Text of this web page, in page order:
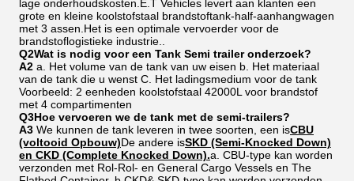
lage onderhoudskosten.E.T Vehicles levert aan klanten een
grote en kleine koolstofstaal brandstoftank-half-aanhangwagen
met 3 assen.Het is een optimale vervoerder voor de
brandstoflogistieke industrie..
Q2Wat is nodig voor een Tank Semi trailer onderzoek?
A2 a. Het volume van de tank van uw eisen b. Het materiaal
van de tank die u wenst C. Het ladingsmedium voor de tank
Voorbeeld: 2 eenheden koolstofstaal 42000L voor brandstof
met 4 compartimenten
Q3Hoe vervoeren we de tank met de semi-trailers?
A3 We kunnen de tank leveren in twee soorten, een isCBU
(voltooid Opbouw)De andere isSKD (Semi-Knocked Down)
en CKD (Complete Knocked Down).a. CBU-type kan worden
verzonden met Rol-Rol- en General Cargo Vessels en The